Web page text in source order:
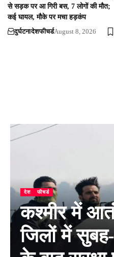
से सड़क पर आ गिरी बस, 7 लोगों की मौत;
कई घायल, मौके पर मचा हड़कंप
दुर्घटनादेशफीचर्डAugust 8, 2026
देश फीचर्ड
कश्मीर में
जिलों में